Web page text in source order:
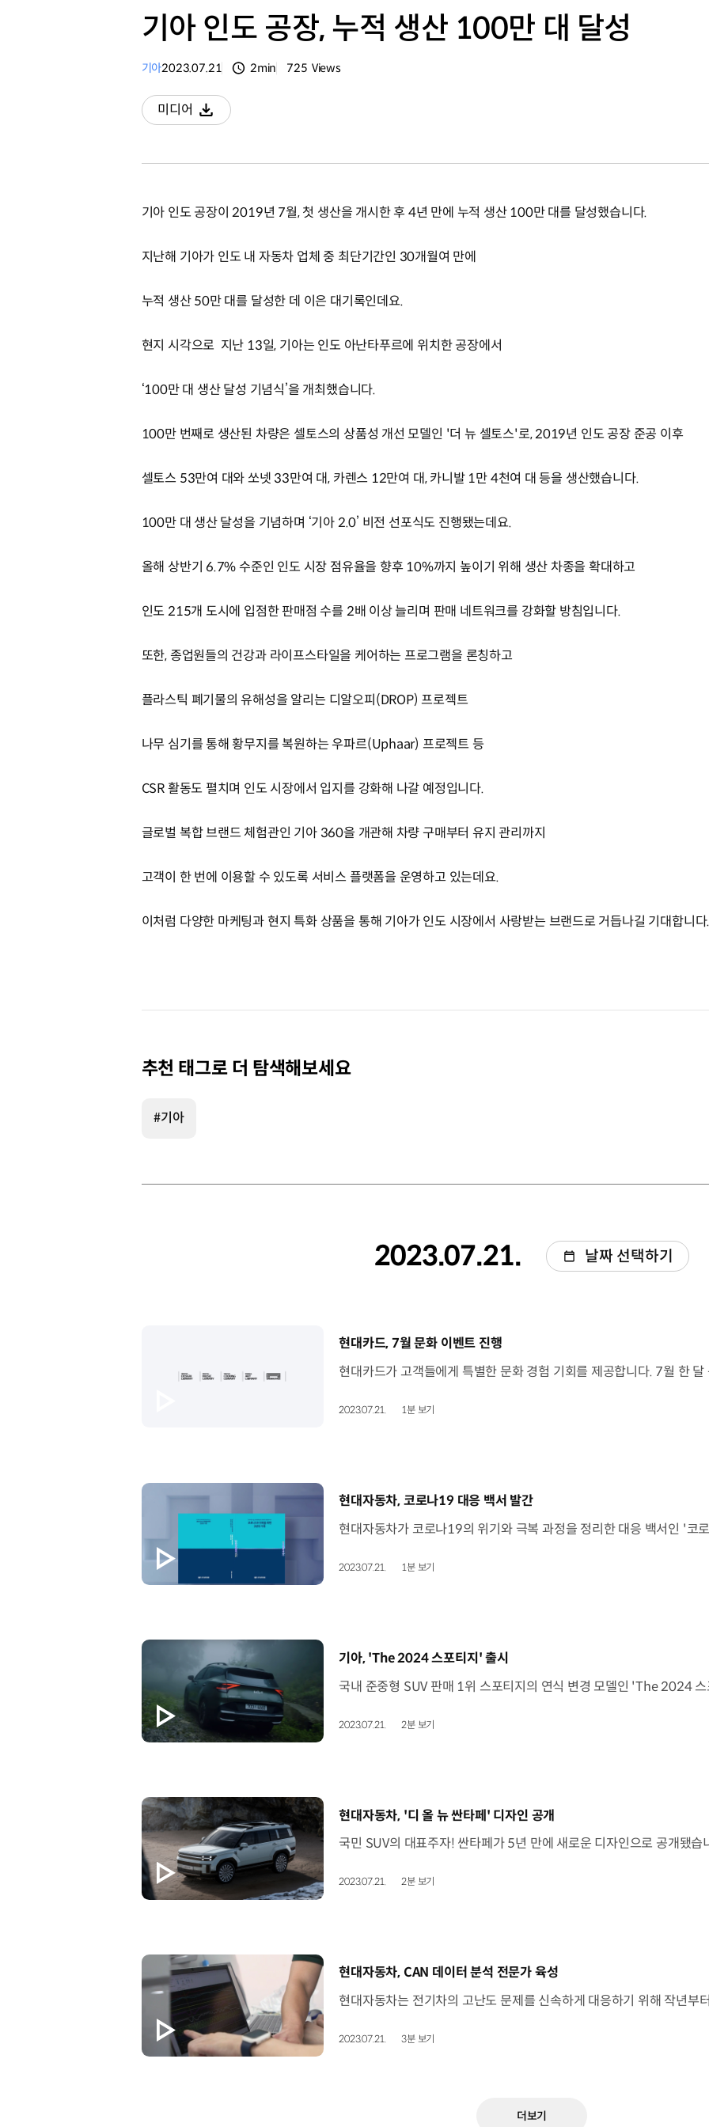
기아 인도 공장, 누적 생산 100만 대 달성
기아2023.07.21 2min 725 Views
미디어
다운로드
기아 인도 공장이 2019년 7월, 첫 생산을 개시한 후 4년 만에 누적 생산 100만 대를 달성했습니다.
지난해 기아가 인도 내 자동차 업체 중 최단기간인 30개월여 만에
누적 생산 50만 대를 달성한 데 이은 대기록인데요.
현지 시각으로 지난 13일, 기아는 인도 아난타푸르에 위치한 공장에서
‘100만 대 생산 달성 기념식’을 개최했습니다.
100만 번째로 생산된 차량은 셀토스의 상품성 개선 모델인 '더 뉴 셀토스'로, 2019년 인도 공장 준공 이후
셀토스 53만여 대와 쏘넷 33만여 대, 카렌스 12만여 대, 카니발 1만 4천여 대 등을 생산했습니다.
100만 대 생산 달성을 기념하며 ‘기아 2.0’ 비전 선포식도 진행됐는데요.
올해 상반기 6.7% 수준인 인도 시장 점유율을 향후 10%까지 높이기 위해 생산 차종을 확대하고
인도 215개 도시에 입점한 판매점 수를 2배 이상 늘리며 판매 네트워크를 강화할 방침입니다.
또한, 종업원들의 건강과 라이프스타일을 케어하는 프로그램을 론칭하고
플라스틱 폐기물의 유해성을 알리는 디알오피(DROP) 프로젝트
나무 심기를 통해 황무지를 복원하는 우파르(Uphaar) 프로젝트 등
CSR 활동도 펼치며 인도 시장에서 입지를 강화해 나갈 예정입니다.
글로벌 복합 브랜드 체험관인 기아 360을 개관해 차량 구매부터 유지 관리까지
고객이 한 번에 이용할 수 있도록 서비스 플랫폼을 운영하고 있는데요.
이처럼 다양한 마케팅과 현지 특화 상품을 통해 기아가 인도 시장에서 사랑받는 브랜드로 거듭나길 기대합니다.
추천 태그로 더 탐색해보세요
#기아
2023.07.21. 날짜 선택하기
[동영상]
현대카드, 7월 문화 이벤트 진행
2023.07.21. 1분 보기
[동영상]
현대자동차, 코로나19 대응 백서 발간
2023.07.21. 1분 보기
[동영상]
기아, 'The 2024 스포티지' 출시
2023.07.21. 2분 보기
[동영상]
현대자동차, '디 올 뉴 싼타페' 디자인 공개
2023.07.21. 2분 보기
[동영상]
현대자동차, CAN 데이터 분석 전문가 육성
2023.07.21. 3분 보기
더보기